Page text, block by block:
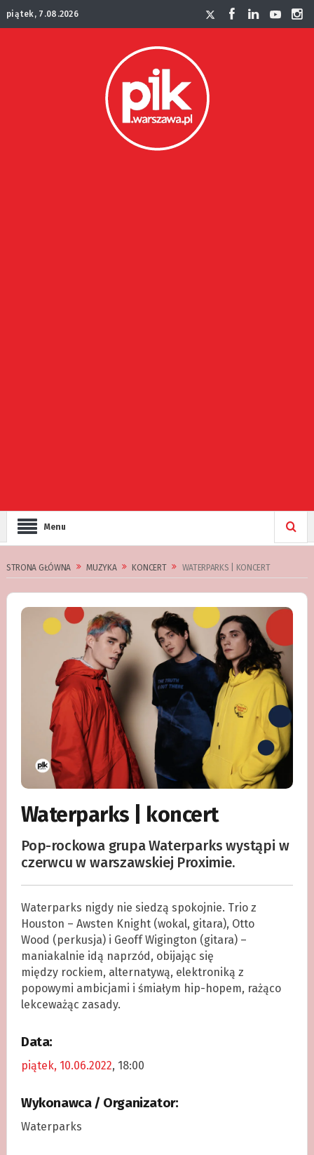
piątek, 7.08.2026
Menu
STRONA GŁÓWNA MUZYKA KONCERT WATERPARKS | KONCERT
Waterparks | koncert
Pop-rockowa grupa Waterparks wystąpi w
czerwcu w warszawskiej Proximie.
Waterparks nigdy nie siedzą spokojnie. Trio z
Houston – Awsten Knight (wokal, gitara), Otto
Wood (perkusja) i Geoff Wigington (gitara) –
maniakalnie idą naprzód, obijając się
między rockiem, alternatywą, elektroniką z
popowymi ambicjami i śmiałym hip-hopem, rażąco
lekceważąc zasady.
Data:
piątek, 10.06.2022, 18:00
Wykonawca / Organizator:
Waterparks